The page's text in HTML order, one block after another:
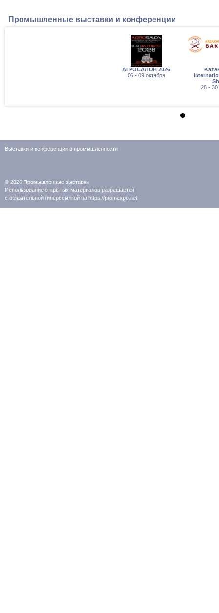
Промышленные выставки и конференции
АГРОСАЛОН 2026
06 - 09 октября
28 - 30
Выставки и конференции в промышленности
© 2026 Промышленные выставки
Использование открытых материалов разрешается
с обязательной гиперссылкой на https://promexpo.net